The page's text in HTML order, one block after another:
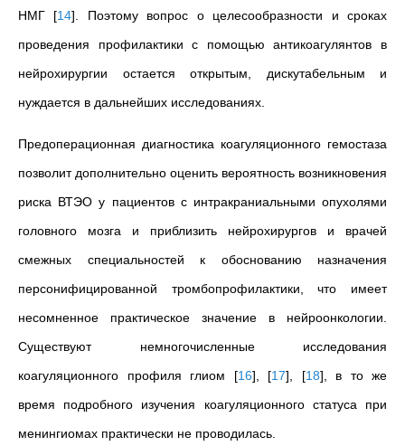
НМГ [14]. Поэтому вопрос о целесообразности и сроках
проведения профилактики с помощью антикоагулянтов в
нейрохирургии остается открытым, дискутабельным и
нуждается в дальнейших исследованиях.
Предоперационная диагностика коагуляционного гемостаза
позволит дополнительно оценить вероятность возникновения
риска ВТЭО у пациентов с интракраниальными опухолями
головного мозга и приблизить нейрохирургов и врачей
смежных специальностей к обоснованию назначения
персонифицированной тромбопрофилактики, что имеет
несомненное практическое значение в нейроонкологии.
Существуют немногочисленные исследования
коагуляционного профиля глиом [16], [17], [18], в то же
время подробного изучения коагуляционного статуса при
менингиомах практически не проводилась.